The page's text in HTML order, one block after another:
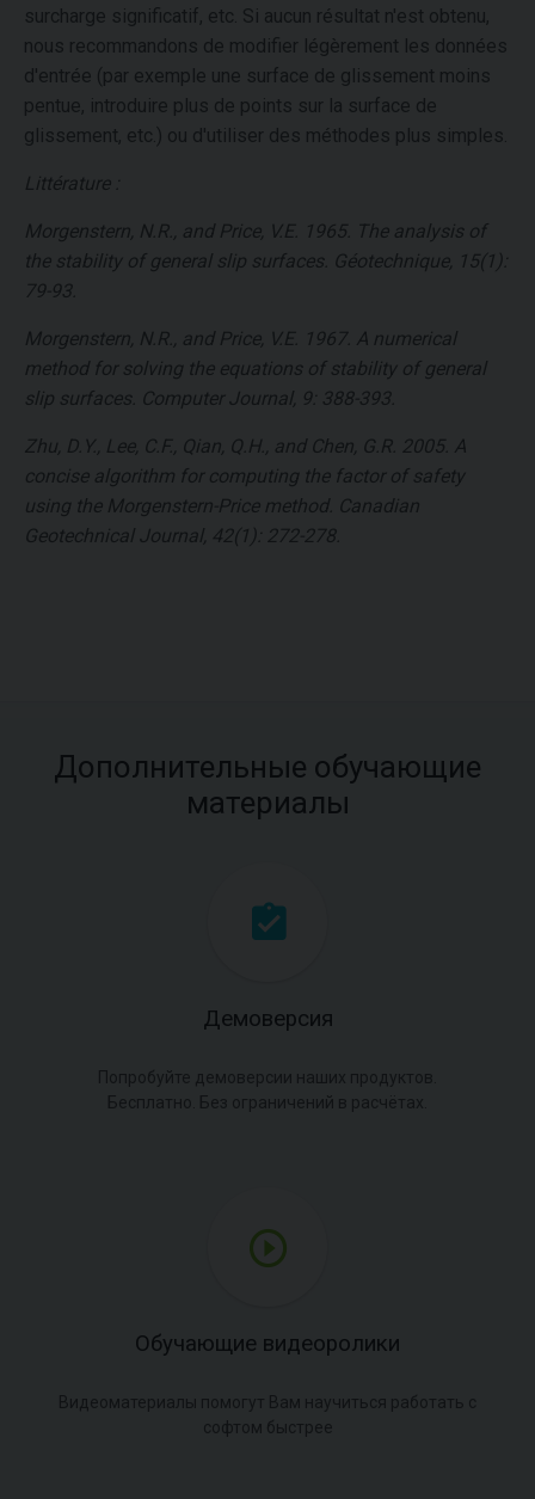
surcharge significatif, etc. Si aucun résultat n'est obtenu,
nous recommandons de modifier légèrement les données
d'entrée (par exemple une surface de glissement moins
pentue, introduire plus de points sur la surface de
glissement, etc.) ou d'utiliser des méthodes plus simples.
Littérature :
Morgenstern, N.R., and Price, V.E. 1965. The analysis of
the stability of general slip surfaces. Géotechnique, 15(1):
79-93.
Morgenstern, N.R., and Price, V.E. 1967. A numerical
method for solving the equations of stability of general
slip surfaces. Computer Journal, 9: 388-393.
Zhu, D.Y., Lee, C.F., Qian, Q.H., and Chen, G.R. 2005. A
concise algorithm for computing the factor of safety
using the Morgenstern-Price method. Canadian
Geotechnical Journal, 42(1): 272-278.
Дополнительные обучающие
материалы
Демоверсия
Попробуйте демоверсии наших продуктов.
Бесплатно. Без ограничений в расчётах.
Обучающие видеоролики
Видеоматериалы помогут Вам научиться работать с
софтом быстрее